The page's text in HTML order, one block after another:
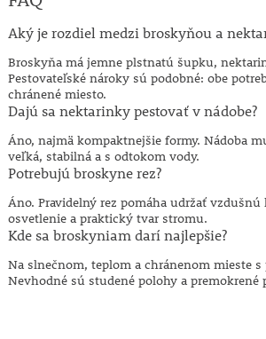
Aký je rozdiel medzi broskyňou a
Broskyňa má jemne plstnatú šupku,
Pestovateľské nároky sú podobné: obe
chránené miesto.
Dajú sa nektarinky pestovať v nádobe?
Áno, najmä kompaktnejšie formy. Nádoba
veľká, stabilná a s odtokom vody.
Potrebujú broskyne rez?
Áno. Pravidelný rez pomáha udržať
osvetlenie a praktický tvar stromu.
Kde sa broskyniam darí najlepšie?
Na slnečnom, teplom a chránenom mieste
Nevhodné sú studené polohy a premokrené